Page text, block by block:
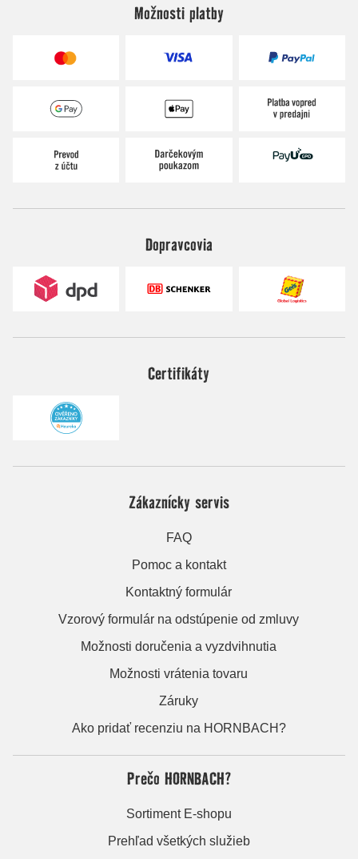
Možnosti platby
Dopravcovia
Certifikáty
Zákaznícky servis
FAQ
Pomoc a kontakt
Kontaktný formulár
Vzorový formulár na odstúpenie od zmluvy
Možnosti doručenia a vyzdvihnutia
Možnosti vrátenia tovaru
Záruky
Ako pridať recenziu na HORNBACH?
Prečo HORNBACH?
Sortiment E-shopu
Prehľad všetkých služieb